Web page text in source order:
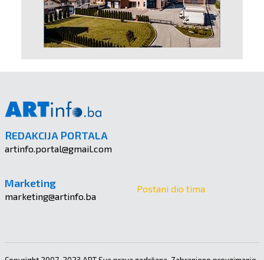
REDAKCIJA PORTALA
artinfo.portal@gmail.com
Marketing
marketing@artinfo.ba
Postani dio tima